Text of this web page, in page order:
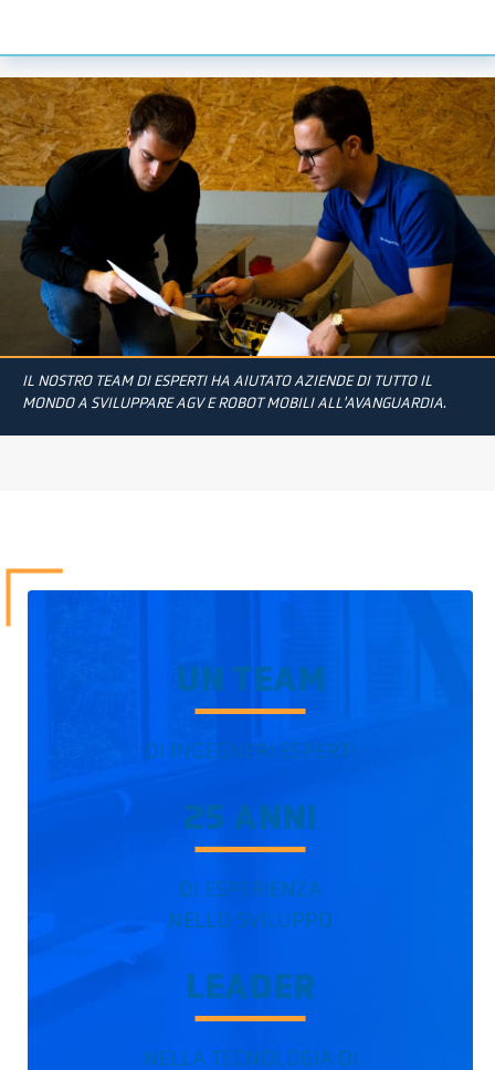
IL NOSTRO TEAM DI ESPERTI HA AIUTATO AZIENDE DI TUTTO IL
MONDO A SVILUPPARE AGV E ROBOT MOBILI ALL'AVANGUARDIA.
UN TEAM
DI INGEGNERI ESPERTI
25 ANNI
DI ESPERIENZA
NELLO SVILUPPO
LEADER
NELLA TECNOLOGIA DI